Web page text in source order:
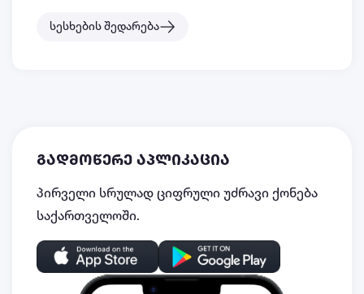
სესხების შედარება
გადმოწერე აპლიკაცია
პირველი სრულად ციფრული უძრავი ქონება
საქართველოში.